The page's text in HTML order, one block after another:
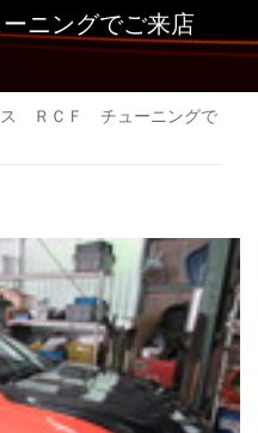
ニングでご来店
ス ＲＣＦ チューニングで